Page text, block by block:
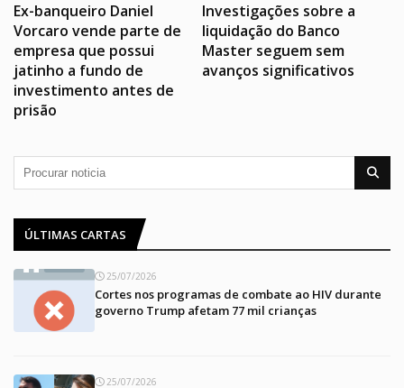
Ex-banqueiro Daniel
Vorcaro vende parte de
empresa que possui
jatinho a fundo de
investimento antes de
prisão
Investigações sobre a
liquidação do Banco
Master seguem sem
avanços significativos
ÚLTIMAS CARTAS
25/07/2026
Cortes nos programas de combate ao HIV durante
governo Trump afetam 77 mil crianças
25/07/2026